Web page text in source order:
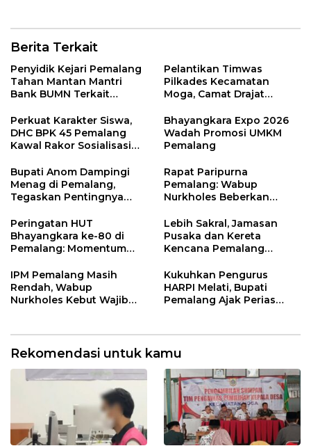
Berita Terkait
Penyidik Kejari Pemalang
Tahan Mantan Mantri
Bank BUMN Terkait
Pelantikan Timwas
Pilkades Kecamatan
Moga, Camat Drajat
Larangan
Perkuat Karakter Siswa,
DHC BPK 45 Pemalang
Kawal Rakor Sosialisasi
Petarukan
Bhayangkara Expo 2026
Wadah Promosi UMKM
Pemalang
Bupati Anom Dampingi
Menag di Pemalang,
Tegaskan Pentingnya
Nikah
Rapat Paripurna
Pemalang: Wabup
Nurkholes Beberkan
Masukan Fraksi DPRD
Peringatan HUT
Bhayangkara ke-80 di
Pemalang: Momentum
Kamtibmas
Lebih Sakral, Jamasan
Pusaka dan Kereta
Kencana Pemalang
Ndalem Notonagoro
IPM Pemalang Masih
Rendah, Wabup
Nurkholes Kebut Wajib
Kukuhkan Pengurus
HARPI Melati, Bupati
Pemalang Ajak Perias
Rekomendasi untuk kamu